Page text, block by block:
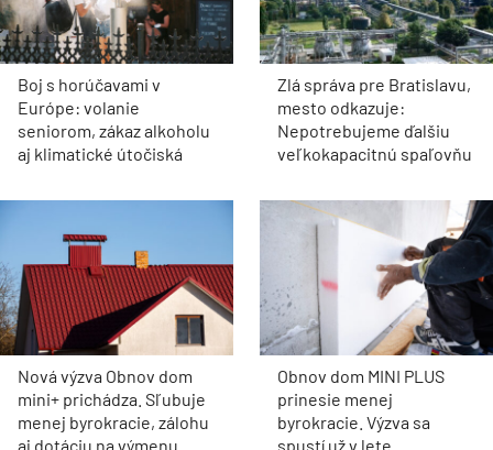
Boj s horúčavami v
Európe: volanie
seniorom, zákaz alkoholu
aj klimatické útočiská
Zlá správa pre Bratislavu,
mesto odkazuje:
Nepotrebujeme ďalšiu
veľkokapacitnú spaľovňu
Nová výzva Obnov dom
mini+ prichádza. Sľubuje
menej byrokracie, zálohu
aj dotáciu na výmenu
Obnov dom MINI PLUS
prinesie menej
byrokracie. Výzva sa
spustí už v lete